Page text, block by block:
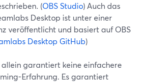
(OBS Studio) Auch das
Desktop ist unter einer
veröffentlicht und basiert auf OBS
Desktop GitHub)
allein garantiert keine einfachere
Erfahrung. Es garantiert